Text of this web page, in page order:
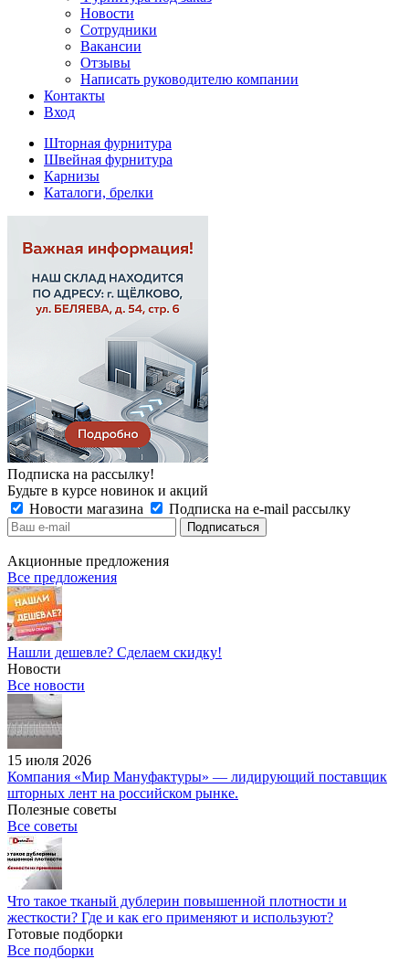
Новости
Сотрудники
Вакансии
Отзывы
Написать руководителю компании
Контакты
Вход
Шторная фурнитура
Швейная фурнитура
Карнизы
Каталоги, брелки
Подписка на рассылку!
Будьте в курсе новинок и акций
Новости магазина
Подписка на e-mail рассылку
Акционные предложения
Все предложения
Нашли дешевле? Сделаем скидку!
Новости
Все новости
15 июля 2026
Компания «Мир Мануфактуры» — лидирующий поставщик
шторных лент на российском рынке.
Полезные советы
Все советы
Что такое тканый дублерин повышенной плотности и
жесткости? Где и как его применяют и используют?
Готовые подборки
Все подборки